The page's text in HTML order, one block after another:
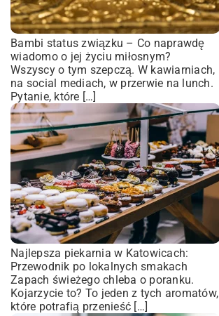
Bambi status związku – Co naprawdę
wiadomo o jej życiu miłosnym?
Wszyscy o tym szepczą. W kawiarniach,
na social mediach, w przerwie na lunch.
Pytanie, które […]
Najlepsza piekarnia w Katowicach:
Przewodnik po lokalnych smakach
Zapach świeżego chleba o poranku.
Kojarzycie to? To jeden z tych aromatów,
które potrafią przenieść […]